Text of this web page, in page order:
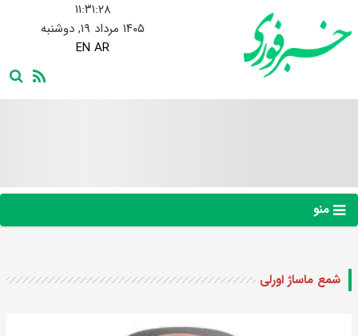
۱۱:۳۱:۲۸
۱۴۰۵ مرداد ۱۹, دوشنبه
EN AR
منو
شمع ماساژ اورلی